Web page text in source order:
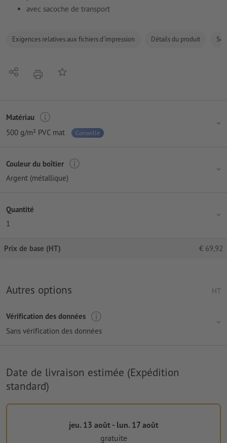
avec sacoche de transport
Exigences relatives aux fichiers d'impression Détails du produit
PartagerimprimerAjouter à liste d'article
Matériau
500 g/m² PVC mat
Conseillé
Couleur du boîtier
Argent (métallique)
Quantité
1
Prix de base (HT) € 69,92
Autres options HT
Vérification des données
Sans vérification des données
Date de livraison estimée (Expédition
standard)
jeu. 13 août - lun. 17 août
gratuite